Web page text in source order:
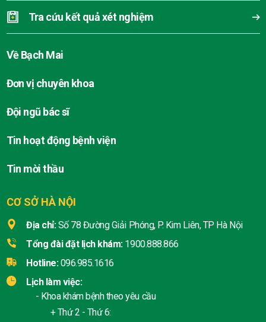
CƠ SỞ HÀ NỘI
Địa chỉ: Số 78 Đường Giải Phóng, P. Kim Liên, TP Hà Nội
Tổng đài đặt lịch khám: 1900.888.866
Hotline: 096.985.1616
Lịch làm việc:
- Khoa khám bệnh theo yêu cầu
+ Thứ 2 - Thứ 6:
Tra cứu kết quả xét nghiệm
Về Bạch Mai
Đơn vị chuyên khoa
Đội ngũ bác sĩ
Tin hoạt động bệnh viện
Tin mời thầu